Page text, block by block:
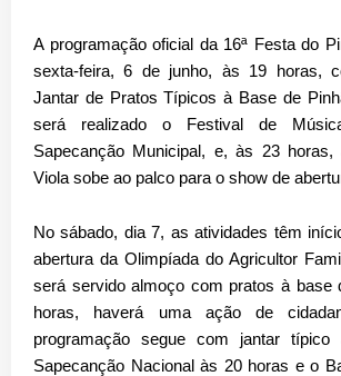
A programação oficial da 16ª Festa do
sexta-feira, 6 de junho, às 19 horas,
Jantar de Pratos Típicos à Base de
será realizado o Festival de Música
Sapecanção Municipal, e, às 23
Viola sobe ao palco para o show de
No sábado, dia 7, as atividades têm
abertura da Olimpíada do Agricultor
será servido almoço com pratos à base
horas, haverá uma ação de
programação segue com jantar
Sapecanção Nacional às 20 horas e o